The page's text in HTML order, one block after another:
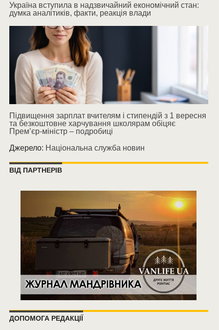
Україна вступила в надзвичайний економічний стан:
думка аналітиків, факти, реакція влади
Підвищення зарплат вчителям і стипендій з 1 вересня
та безкоштовне харчування школярам обіцяє
Прем’єр-міністр – подробиці
Джерело: Національна служба новин
ВІД ПАРТНЕРІВ
ДОПОМОГА РЕДАКЦІЇ